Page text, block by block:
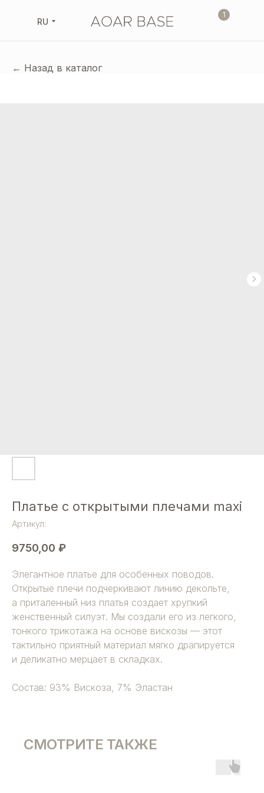
1
RU
← Назад в каталог
Платье с открытыми плечами maxi
Артикул:
9750,00 ₽
Элегантное платье для особенных поводов.
Открытые плечи подчеркивают линию декольте,
а приталенный низ платья создает хрупкий
женственный силуэт. Мы создали его из легкого,
тонкого трикотажа на основе вискозы — этот
тактильно приятный материал мягко драпируется
и деликатно мерцает в складках.
Состав: 93% Вискоза, 7% Эластан
СМОТРИТЕ ТАКЖЕ